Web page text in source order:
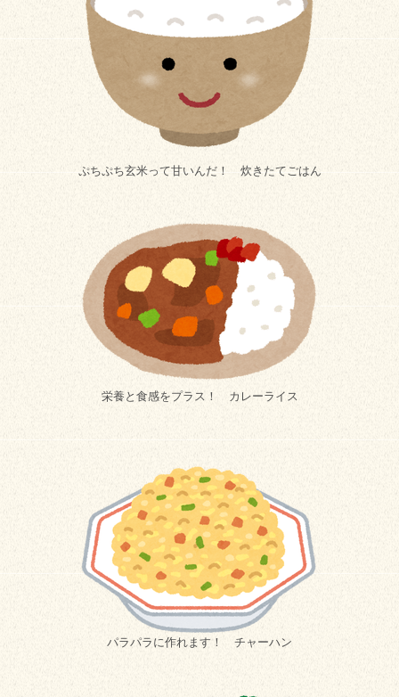
ぷちぷち玄米って甘いんだ！ 炊きたてごはん
栄養と食感をプラス！ カレーライス
パラパラに作れます！ チャーハン